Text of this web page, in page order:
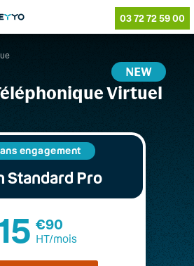
03 72 72 59 00
Virtuel
engagement
Standard Pro
€90
HT/mois